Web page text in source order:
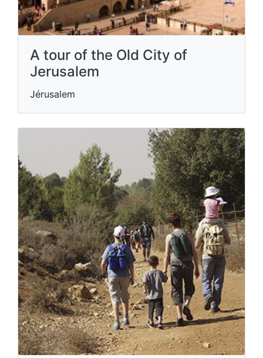
A tour of the Old City of
Jerusalem
Jérusalem